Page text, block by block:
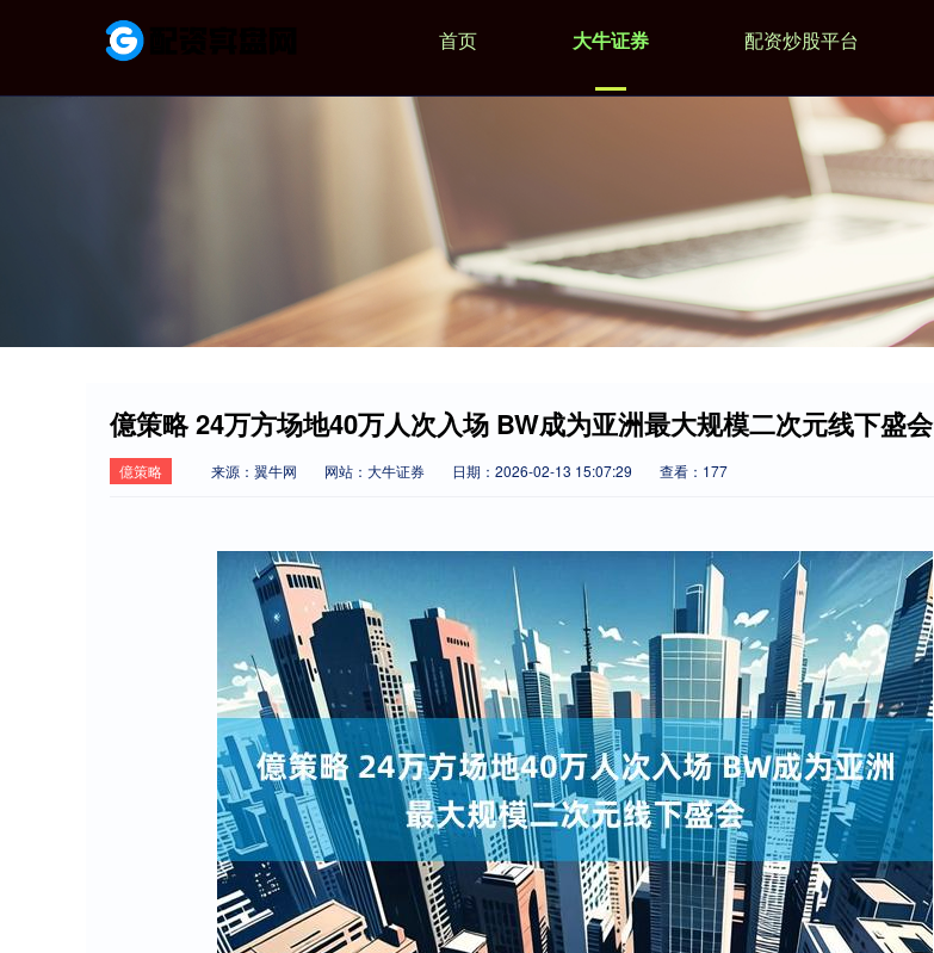
首页 大牛证券 配资炒股平台
億策略 24万方场地40万人次入场 BW成为亚洲最大规模二次元线下盛会
億策略 来源：翼牛网 网站：大牛证券 日期：2026-02-13 15:07:29 查看：177